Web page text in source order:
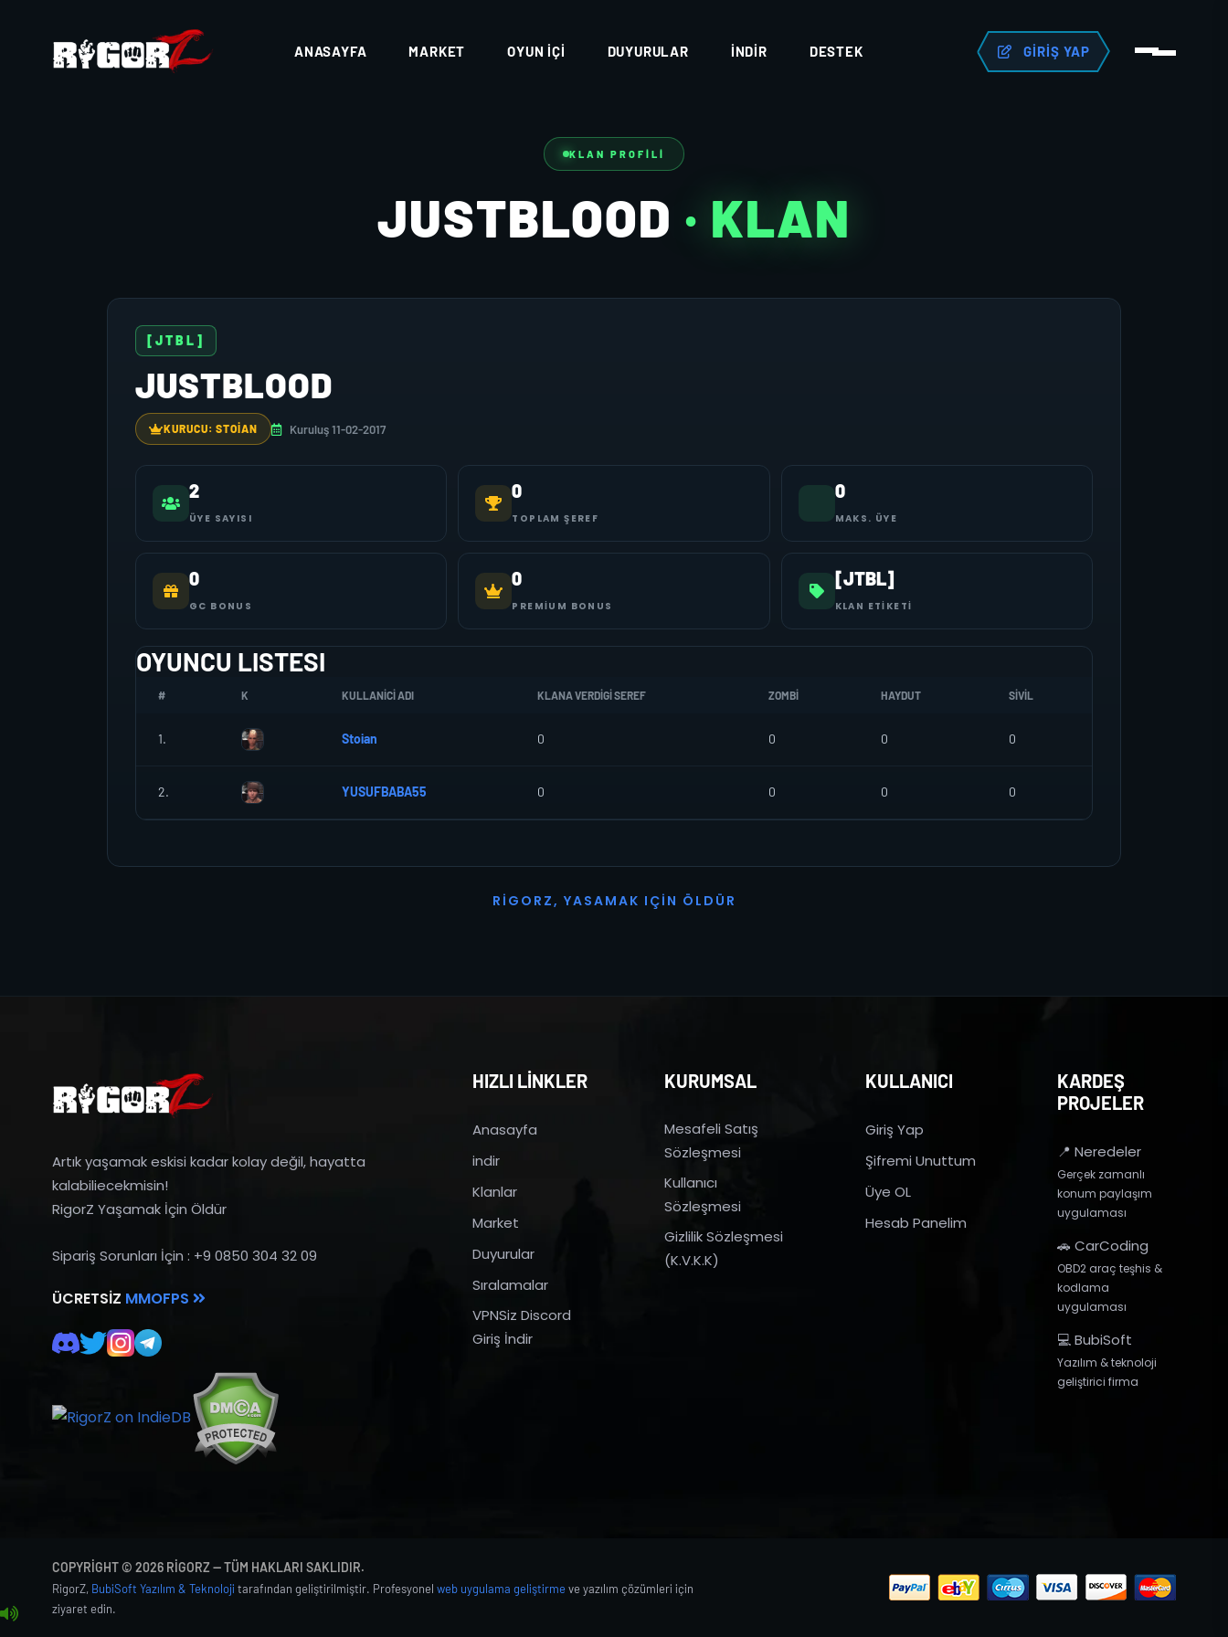
ANASAYFA MARKET OYUN İÇI DUYURULAR İNDIR DESTEK GIRIŞ YAP
KLAN PROFILI
JUSTBLOOD · KLAN
[JTBL]
JUSTBLOOD
KURUCU: STOIAN Kuruluş 11-02-2017
2
ÜYE SAYISI
0
TOPLAM ŞEREF
0
MAKS. ÜYE
0
GC BONUS
0
PREMIUM BONUS
[JTBL]
KLAN ETIKETI
OYUNCU LISTESI
# K KULLANICI ADI KLANA VERDIGI SEREF ZOMBI HAYDUT SIVIL
1. Stoian 0 0 0 0
2. YUSUFBABA55 0 0 0 0
R I G O R Z, YASAMAK I ÇI N Ö L D Ü R
Artık yaşamak eskisi kadar kolay değil, hayatta
kalabiliecekmisin!
RigorZ Yaşamak İçin Öldür
Sipariş Sorunları İçin : +9 0850 304 32 09
ÜCRETSIZ MMOFPS
HIZLI LİNKLER
Anasayfa
indir
Klanlar
Market
Duyurular
Sıralamalar
VPNSiz Discord
Giriş İndir
KURUMSAL
Mesafeli Satış
Sözleşmesi
Kullanıcı
Sözleşmesi
Gizlilik Sözleşmesi
(K.V.K.K)
KULLANICI
Giriş Yap
Şifremi Unuttum
Üye OL
Hesab Panelim
KARDEŞ
PROJELER
📍 Neredeler
Gerçek zamanlı
konum paylaşım
uygulaması
🚗 CarCoding
OBD2 araç teşhis &
kodlama
uygulaması
💻 BubiSoft
Yazılım & teknoloji
geliştirici firma
COPYRIGHT © 2026 RIGORZ — TÜM HAKLARI SAKLIDIR.
RigorZ, BubiSoft Yazılım & Teknoloji tarafından geliştirilmiştir. Profesyonel web uygulama geliştirmeve yazılım çözümleri için
ziyaret edin.